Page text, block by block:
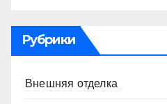
Рубрики
Внешняя отделка